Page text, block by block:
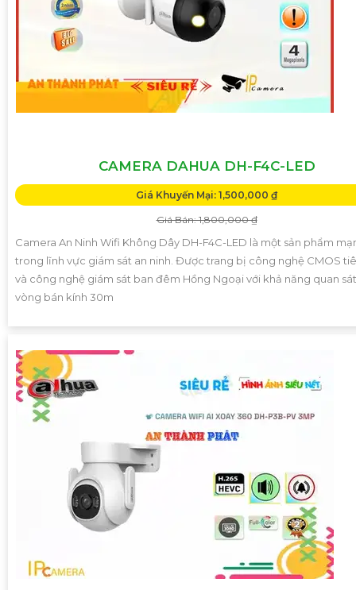
CAMERA DAHUA DH-F4C-LED
Giá Khuyến Mại: 1,500,000 ₫
Giá Bán: 1,800,000 ₫
Camera An Ninh Wifi Không Dây DH-F4C-LED là một sản phẩm
trong lĩnh vực giám sát an ninh. Được trang bị công nghệ CMOS
và công nghệ giám sát ban đêm Hồng Ngoại với khả năng quan
vòng bán kính 30m